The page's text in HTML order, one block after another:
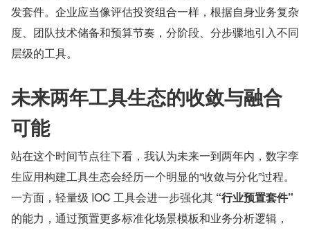
发套件。企业应当像评估投资组合一样，根据自身业务复杂
度、团队技术储备和预算节奏，分阶段、分步骤地引入不同
层级的工具。
未来两年工具生态的收敛与融合
可能
站在这个时间节点往下看，我认为未来一到两年内，数字孪
生应用构建工具生态会经历一个明显的“收敛与分化”过程。
一方面，轻量级 IOC 工具会进一步强化其 “行业预置套件”
的能力，通过预置更多标准化场景模板和业务分析逻辑，